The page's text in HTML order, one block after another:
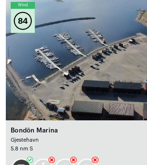
Wind
84
Bondön Marina
Gjestehavn
5.8 nm S